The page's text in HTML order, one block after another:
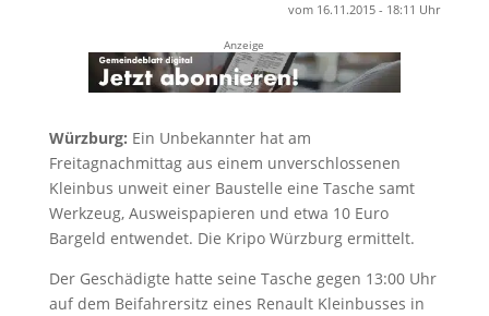
vom 16.11.2015 - 18:11 Uhr
Anzeige
Würzburg: Ein Unbekannter hat am
Freitagnachmittag aus einem unverschlossenen
Kleinbus unweit einer Baustelle eine Tasche samt
Werkzeug, Ausweispapieren und etwa 10 Euro
Bargeld entwendet. Die Kripo Würzburg ermittelt.
Der Geschädigte hatte seine Tasche gegen 13:00 Uhr
auf dem Beifahrersitz eines Renault Kleinbusses in